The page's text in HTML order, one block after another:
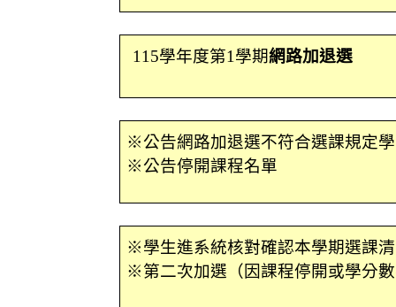
115學年度第1 學期網路加退選
※公告網路加退選不符合選課規定
※公告停開課程名單
※學生進系統核對確認本學期選課
※第二次加選（因課程停開或學分